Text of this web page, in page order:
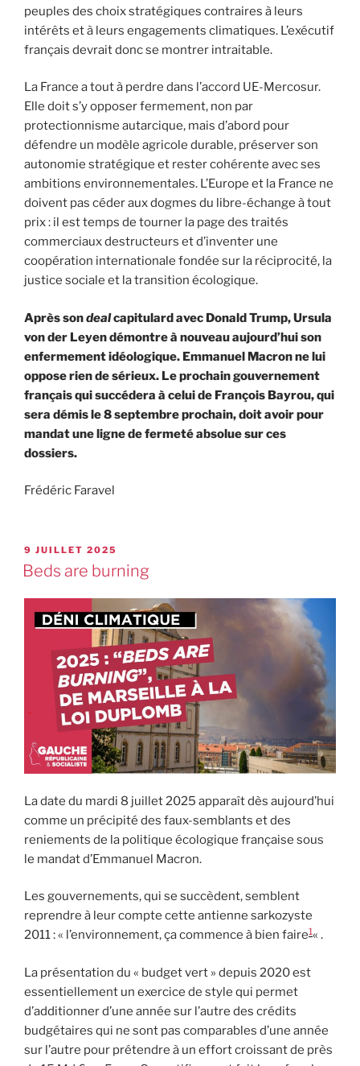
peuples des choix stratégiques contraires à leurs
intérêts et à leurs engagements climatiques. L’exécutif
français devrait donc se montrer intraitable.
La France a tout à perdre dans l’accord UE-Mercosur.
Elle doit s’y opposer fermement, non par
protectionnisme autarcique, mais d’abord pour
défendre un modèle agricole durable, préserver son
autonomie stratégique et rester cohérente avec ses
ambitions environnementales. L’Europe et la France ne
doivent pas céder aux dogmes du libre-échange à tout
prix : il est temps de tourner la page des traités
commerciaux destructeurs et d’inventer une
coopération internationale fondée sur la réciprocité, la
justice sociale et la transition écologique.
Après sondealcapitulard avec Donald Trump, Ursula
von der Leyen démontre à nouveau aujourd’hui son
enfermement idéologique. Emmanuel Macron ne lui
oppose rien de sérieux. Le prochain gouvernement
français qui succédera à celui de François Bayrou, qui
sera démis le 8 septembre prochain, doit avoir pour
mandat une ligne de fermeté absolue sur ces
dossiers.
Frédéric Faravel
9 JUILLET 2025
Beds are burning
La date du mardi 8 juillet 2025 apparaît dès aujourd’hui
comme un précipité des faux-semblants et des
reniements de la politique écologique française sous
le mandat d’Emmanuel Macron.
Les gouvernements, qui se succèdent, semblent
reprendre à leur compte cette antienne sarkozyste
2011 : « l’environnement, ça commence à bien faire1« .
La présentation du « budget vert » depuis 2020 est
essentiellement un exercice de style qui permet
d’additionner d’une année sur l’autre des crédits
budgétaires qui ne sont pas comparables d’une année
sur l’autre pour prétendre à un effort croissant de près